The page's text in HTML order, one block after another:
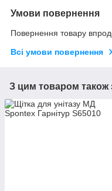
Умови повернення
Повернення товару
Всі умови повернення
З цим товаром також